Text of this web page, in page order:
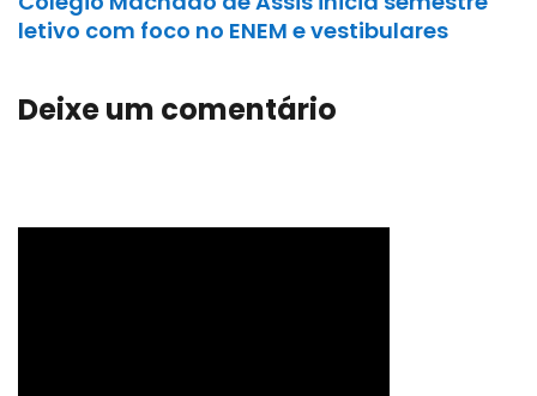
letivo com foco no ENEM e vestibulares
Deixe um comentário